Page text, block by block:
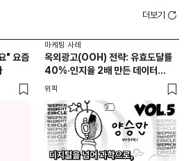
더보기
" 요즘
마케팅 사례
옥외광고(OOH) 전략: 유효도달률
40%·인지율 2배 만든 데이터
활용법 | 애드타입 양승만 이사
위픽